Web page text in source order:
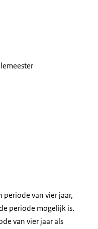
periode van vier jaar,
periode mogelijk is.
van vier jaar als